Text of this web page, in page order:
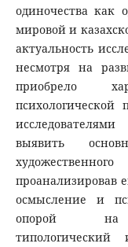
одиночества как
мировой и
актуальность
несмотря на
приобрело
выявить
проанализировав
осмысление и
опорой на